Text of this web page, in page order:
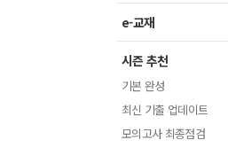
e-교재
시즌 추천
기본 완성
최신 기출 업데이트
모의고사 최종점검